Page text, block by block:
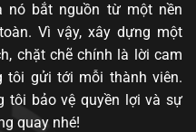
nó bắt nguồn từ một nền
Vì vậy, xây dựng một
chặt chẽ chính là lời cam
tôi gửi tới mỗi thành viên.
tôi bảo vệ quyền lợi và sự
quay nhé!